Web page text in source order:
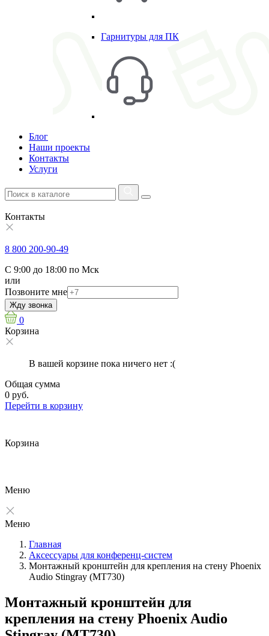
Гарнитуры для ПК
Блог
Наши проекты
Контакты
Услуги
Контакты
8 800 200-90-49
С 9:00 до 18:00 по Мск
или
Позвоните мне
Жду звонка
0
Корзина
В вашей корзине пока ничего нет :(
Общая сумма
0 руб.
Перейти в корзину
Корзина
Меню
Меню
Главная
Аксессуары для конференц-систем
Монтажный кронштейн для крепления на стену Phoenix
Audio Stingray (MT730)
Монтажный кронштейн для
крепления на стену Phoenix Audio